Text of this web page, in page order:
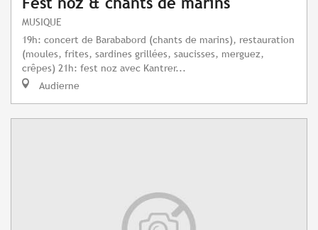
MUSIQUE
19h: concert de Barababord (chants de marins), restauration
(moules, frites, sardines grillées, saucisses, merguez,
crêpes) 21h: fest noz avec Kantrer...
Audierne